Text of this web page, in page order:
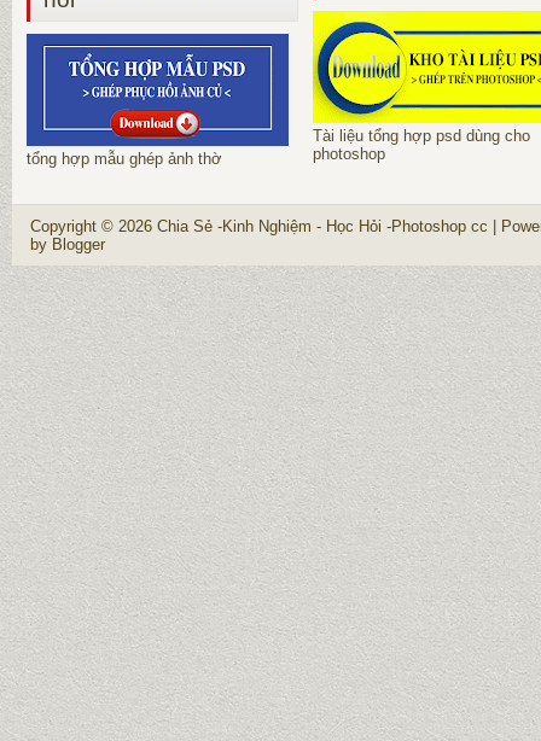
tổng hợp mẫu ghép ảnh thờ
Tài liệu tổng hợp psd dùng cho
photoshop
Copyright © 2026 Chia Sẻ -Kinh Nghiệm - Học Hỏi -Photoshop cc |
by Blogger